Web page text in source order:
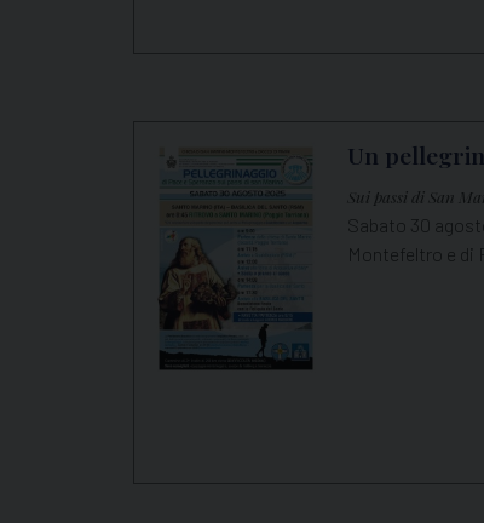
Un
Sui passi di San
Sabato 30
Montefeltro e di